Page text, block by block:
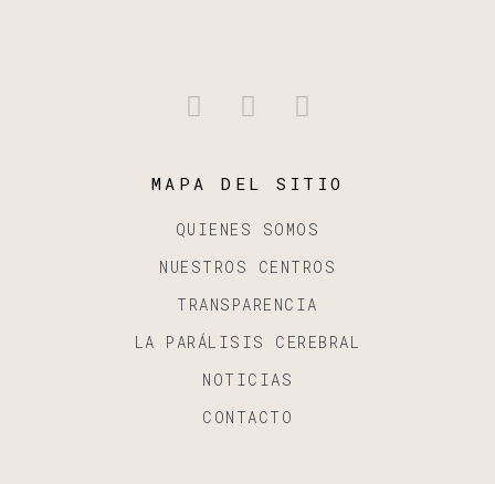
MAPA DEL SITIO
QUIENES SOMOS
NUESTROS CENTROS
TRANSPARENCIA
LA PARÁLISIS CEREBRAL
NOTICIAS
CONTACTO